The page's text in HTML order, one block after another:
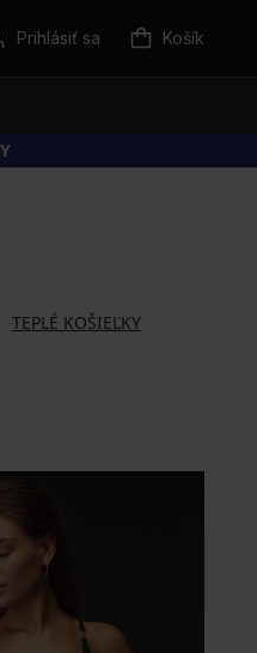
Prihlásiť sa Košík
TEPLÉ KOŠIEĽKY